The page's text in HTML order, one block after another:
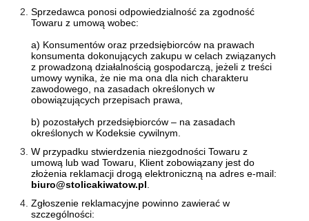
Sprzedawca ponosi odpowiedzialność za zgodność
Towaru z umową wobec:
a) Konsumentów oraz przedsiębiorców na prawach
konsumenta dokonujących zakupu w celach związanych
z prowadzoną działalnością gospodarczą, jeżeli z treści
umowy wynika, że nie ma ona dla nich charakteru
zawodowego, na zasadach określonych w
obowiązujących przepisach prawa,
b) pozostałych przedsiębiorców – na zasadach
określonych w Kodeksie cywilnym.
W przypadku stwierdzenia niezgodności Towaru z
umową lub wad Towaru, Klient zobowiązany jest do
złożenia reklamacji drogą elektroniczną na adres e-mail:
biuro@stolicakiwatow.pl
Zgłoszenie reklamacyjne powinno zawierać w
szczególności: